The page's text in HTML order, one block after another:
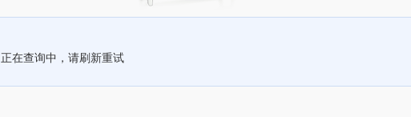
正在查询中，请刷新重试